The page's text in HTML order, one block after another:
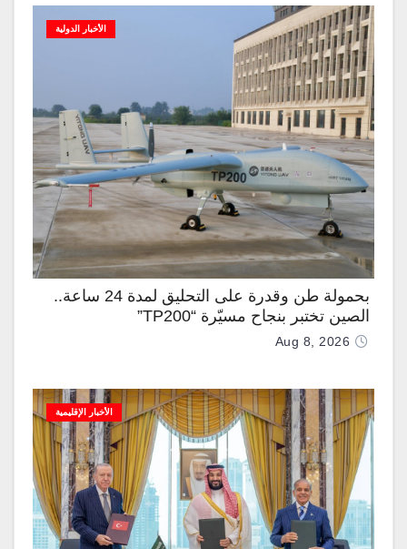
الأخبار الدولية
بحمولة طن وقدرة على التحليق لمدة 24 ساعة..
الصين تختبر بنجاح مسيّرة “TP200”
Aug 8, 2026
الأخبار الإقليمية